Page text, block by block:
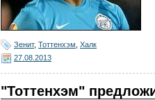
Зенит, Тоттенхэм Халк
27.08.2013
"Тоттенхэм"